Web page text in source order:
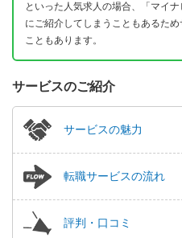
といった人気求人の場合、「マイ
にご紹介してしまうこともあるた
こともあります。
サービスのご紹介
サービスの魅力
転職サービスの流れ
評判・口コミ